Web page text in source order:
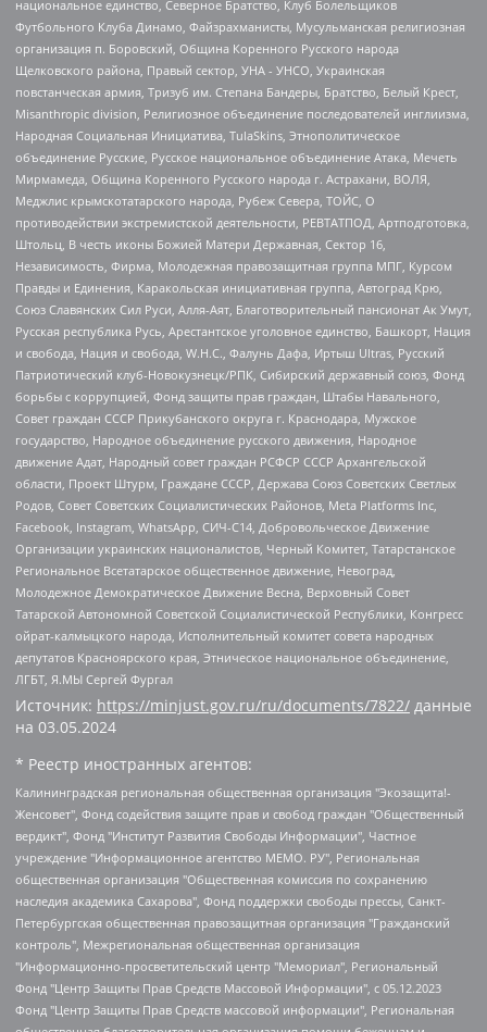
национальное единство, Северное Братство, Клуб Болельщиков
Футбольного Клуба Динамо, Файзрахманисты, Мусульманская религиозная
организация п. Боровский, Община Коренного Русского народа
Щелковского района, Правый сектор, УНА - УНСО, Украинская
повстанческая армия, Тризуб им. Степана Бандеры, Братство, Белый Крест,
Misanthropic division, Религиозное объединение последователей инглиизма,
Народная Социальная Инициатива, TulaSkins, Этнополитическое
объединение Русские, Русское национальное объединение Атака, Мечеть
Мирмамеда, Община Коренного Русского народа г. Астрахани, ВОЛЯ,
Меджлис крымскотатарского народа, Рубеж Севера, ТОЙС, О
противодействии экстремистской деятельности, РЕВТАТПОД, Артподготовка,
Штольц, В честь иконы Божией Матери Державная, Сектор 16,
Независимость, Фирма, Молодежная правозащитная группа МПГ, Курсом
Правды и Единения, Каракольская инициативная группа, Автоград Крю,
Союз Славянских Сил Руси, Алля-Аят, Благотворительный пансионат Ак Умут,
Русская республика Русь, Арестантское уголовное единство, Башкорт, Нация
и свобода, Нация и свобода, W.H.С., Фалунь Дафа, Иртыш Ultras, Русский
Патриотический клуб-Новокузнецк/РПК, Сибирский державный союз, Фонд
борьбы с коррупцией, Фонд защиты прав граждан, Штабы Навального,
Совет граждан СССР Прикубанского округа г. Краснодара, Мужское
государство, Народное объединение русского движения, Народное
движение Адат, Народный совет граждан РСФСР СССР Архангельской
области, Проект Штурм, Граждане СССР, Держава Союз Советских Светлых
Родов, Совет Советских Социалистических Районов, Meta Platforms Inc,
Facebook, Instagram, WhatsApp, СИЧ-С14, Добровольческое Движение
Организации украинских националистов, Черный Комитет, Татарстанское
Региональное Всетатарское общественное движение, Невоград,
Молодежное Демократическое Движение Весна, Верховный Совет
Татарской Автономной Советской Социалистической Республики, Конгресс
ойрат-калмыцкого народа, Исполнительный комитет совета народных
депутатов Красноярского края, Этническое национальное объединение,
ЛГБТ, Я.МЫ Сергей Фургал
Источник: https://minjust.gov.ru/ru/documents/7822/ данные
на 03.05.2024
* Реестр иностранных агентов:
Калининградская региональная общественная организация "Экозащита!-Женсовет", Фонд содействия защите прав и свобод граждан "Общественный вердикт", Фонд "Институт Развития Свободы Информации", Частное учреждение "Информационное агентство МЕМО. РУ", Региональная общественная организация "Общественная комиссия по сохранению наследия академика Сахарова", Фонд поддержки свободы прессы, Санкт-Петербургская общественная правозащитная организация "Гражданский контроль", Межрегиональная общественная организация "Информационно-просветительский центр "Мемориал", Региональный Фонд "Центр Защиты Прав Средств Массовой Информации", с 05.12.2023 Фонд "Центр Защиты Прав Средств массовой информации", Региональная общественная благотворительная организация помощи беженцам и мигрантам "Гражданское содействие", Негосударственное образовательное учреждение дополнительного профессионального образования (повышение квалификации) специалистов "АКАДЕМИЯ ПО ПРАВАМ ЧЕЛОВЕКА", Свердловская региональная общественная организация "Сутяжник", Автономная некоммерческая организация "Центр независимых социологических исследований", Союз общественных объединений "Российский исследовательский центр по правам человека", Региональное общественное учреждение научно-информационный центр "МЕМОРИАЛ", Некоммерческая организация "Фонд защиты гласности", Автономная некоммерческая организация "Институт прав человека", Городская общественная организация "Екатеринбургское общество "МЕМОРИАЛ", Городская общественная организация "Рязанское историко-просветительское и правозащитное общество "Мемориал" (Рязанский Мемориал), Челябинский региональный орган общественной самодеятельности – женское общественное объединение "Женщины Евразии", Челябинский региональный орган общественной самодеятельности "Уральская правозащитная группа", Фонд содействия защите здоровья и социальной справедливости имени Андрея Рылькова, Автономная Некоммерческая Организация "Аналитический Центр Юрия Левады", Автономная некоммерческая организация социальной поддержки населения "Проект Апрель", Региональная общественная организация помощи женщинам и детям, находящимся в кризисной ситуации "Информационно-методический центр "Анна", Фонд содействия развитию массовых коммуникаций и правовому просвещению "Так-так-Так", Фонд содействия устойчивому развитию "Серебряная тайга", Свердловский региональный общественный фонд социальных проектов "Новое время", "Idel.Реалии", Кавказ.Реалии, Крым.Реалии, Телеканал Настоящее Время, Татаро-башкирская служба Радио Свобода (Azatliq Radiosi), Радио Свободная Европа/Радио Свобода (PCE/PC), "Сибирь.Реалии", "Фактограф", Благотворительный фонд помощи осужденным и их семьям, Автономная некоммерческая организация "Институт глобализации и социальных движений", Фонд "В защиту прав заключенных", Частное учреждение "Центр поддержки и содействия развитию средств массовой информации", Пензенский региональный общественный благотворительный фонд "Гражданский союз", "Север.Реалии", Некоммерческая организация Фонд "Правовая инициатива", Общество с ограниченной ответственностью "Радио Свободная Европа/Радио Свобода", Чешское информационное агентство "MEDIUM-ORIENT", Красноярская региональная общественная организация "Мы против СПИДа", Камалягин Денис Николаевич, Маркелов Сергей Евгеньевич, Пономарев Лев Александрович, Савицкая Людмила Алексеевна, Автономная некоммерческая организация "Центр по работе с проблемой насилия "НАСИЛИЮ.НЕТ", Межрегиональный профессиональный союз работников здравоохранения "Альянс врачей", Юридическое лицо, зарегистрированное в Латвийской Республике, SIA "Medusa Project" (регистрационный номер 40103797863, дата регистрации 10.06.2014), Некоммерческая организация "Фонд по борьбе с коррупцией", Автономная некоммерческая организация "Институт права и публичной политики", Баданин Роман Сергеевич, Гликин Максим Александрович, Железнова Мария Михайловна, Лукьянова Юлия Сергеевна, Маетная Елизавета Витальевна, Маняхин Петр Борисович, Чуракова Ольга Владимировна, Ярош Юлия Петровна, Юридическое лицо "The Insider SIA", зарегистрированное в Риге, Латвийская Республика (дата регистрации 26.06.2015), являющееся администратором доменного имени интернет-издания "The Insider SIA", https://theins.ru, Постернак Алексей Евгеньевич, Рубин Михаил Аркадьевич, Анин Роман Александрович, Юридическое лицо Istories fonds, зарегистрированное в Латвийской Республике (регистрационный номер 50008295751, дата регистрации 24.02.2020), Великовский Дмитрий Александрович, Долинина Ирина Николаевна, Мароховская Алеся Алексеевна, Шлейнов Роман Юрьевич, Шмагун Олеся Валентиновна, Общество с ограниченной ответственностью "Альтаир 2021", Общество с ограниченной ответственностью "Вега 2021", Общество с ограниченной ответственностью "Главный редактор 2021", Общество с ограниченной ответственностью "Ромашки монолит", Важенков Артем Валерьевич, Ивановская областная общественная организация "Центр гендерных исследований", Гурман Юрий Альбертович, Медиапроект "ОВД-Инфо", Егоров Владимир Владимирович, Жилинский Владимир Александрович, Общество с ограниченной ответственностью "ЗП", Иванова София Юрьевна, Карезина Инна Павловна, Кильтау Екатерина Викторовна, Петров Алексей Викторович, Пискунов Сергей Евгеньевич, Смирнов Сергей Сергеевич, Тихонов Михаил Сергеевич, Общество с ограниченной ответственностью "ЖУРНАЛИСТ-ИНОСТРАННЫЙ АГЕНТ", Арапова Галина Юрьевна, Вольтская Татьяна Анатольевна, Американская компания "Mason G.E.S. Anonymous Foundation" (США), являющаяся владельцем интернет-издания https://mnews.world/, Компания "Stichting Bellingcat", зарегистрированная в Нидерландах (дата регистрации 11.07.2018), Захаров Андрей Вячеславович, Клепиковская Екатерина Дмитриевна, Общество с ограниченной ответственностью "МЕМО", Перл Роман Александрович, Симонов Евгений Алексеевич, Соловьева Елена Анатольевна, Сотников Даниил Владимирович, Сурначева Елизавета Дмитриевна, Автономная некоммерческая организация по защите прав человека и информированию населения "Якутия – Наше Мнение", Общество с ограниченной ответственностью "Москоу диджитал медиа", с 26.01.2023 Общество с ограниченной ответственностью "Чайка Белые сады", Ветошкина Валерия Валерьевна, Заговора Максим Александрович, Межрегиональное общественное движение "Российская ЛГБТ - сеть", Оленичев Максим Владимирович, Павлов Иван Юрьевич, Скворцова Елена Сергеевна, Общество с ограниченной ответственностью "Как бы инагент", Кочетков Игорь Викторович, Общество с ограниченной ответственностью "Честные выборы", Еланчик Олег Александрович, Общество с ограниченной ответственностью "Нобелевский призыв", Гималова Регина Эмилевна, Григорьев Андрей Валерьевич, Григорьева Алина Александровна, Ассоциация по содействию защите прав призывников, альтернативнослужащих и военнослужащих "Правозащитная группа "Гражданин.Армия.Право", Хисамова Регина Фаритовна, Автономная некоммерческая организация по реализации социально-правовых программ "Лилит", Дальневосточное общественное движение "Маяк", Санкт-Петербургская ЛГБТ-инициативная группа "Выход", Инициативная группа ЛГБТ+ "Реверс", Алексеев Андрей Викторович, Бекбулатова Таисия Львовна, Беляев Иван Михайлович, Владыкина Елена Сергеевна, Гельман Марат Александрович, Никульшина Вероника Юрьевна, Толоконникова Надежда Андреевна, Шендерович Виктор Анатольевич, Общество с ограниченной ответственностью "Данное сообщение", Общество с ограниченной ответственностью Издательский дом "Новая глава", Айнбиндер Александра Александровна, Московский комьюнити-центр для ЛГБТ+инициатив, Благотворительный фонд развития филантропии, Deutsche Welle (Германия, Kurt-Schumacher-Strasse 3, 53113 Bonn), Борзунова Мария Михайловна, Воробьев Виктор Викторович, Голубева Анна Львовна, Константинова Алла Михайловна, Малкова Ирина Владимировна, Мурадов Мурад Абдулгалимович, Осетинская Елизавета Николаевна, Понасенков Евгений Николаевич, Ганапольский Матвей Юрьевич, Киселев Евгений Алексеевич, Борухович Ирина Григорьевна, Дремин Иван Тимофеевич, Дубровский Дмитрий Викторович, Красноярская региональная общественная организация поддержки и развития альтернативных образовательных технологий и межкультурных коммуникаций "ИНТЕРРА", Маяковская Екатерина Алексеевна, Фейгин Марк Захарович, Филимонов Андрей Викторович, Дзугкоева Регина Николаевна, Доброхотов Роман Александрович, Дудь Юрий Александрович, Елкин Сергей Владимирович, Кругликов Кирилл Игоревич, Сабунаева Мария Леонидовна, Семенов Алексей Владимирович, Шаинян Карен Багратович, Шульман Екатерина Михайловна, Асафьев Артур Валерьевич, Вахштайн Виктор Семенович, Венедиктов Алексей Алексеевич, Лушникова Екатерина Евгеньевна, Волков Леонид Михайлович, Невзоров Александр Глебович, Пархоменко Сергей Борисович, Сироткин Ярослав Николаевич, Кара-Мурза Владимир Владимирович, Баранова Наталья Владимировна, Гозман Леонид Яковлевич, Кагарлицкий Борис Юльевич, Климарев Михаил Валерьевич, Милов Владимир Станиславович, Автономная некоммерческая организация Краснодарский центр современного искусства "Типография", Моргенштерн Алишер Тагирович, Соболь Любовь Эдуардовна, Общество с ограниченной ответственностью "ЛИЗА НОРМ", Каспаров Гарри Кимович, Ходорковский Михаил Борисович, Общество с ограниченной ответственностью "Апрельские тезисы", Данилович Ирина Брониславовна, Кашин Олег Владимирович, Петров Николай Владимирович, Пивоваров Алексей Владимирович, Соколов Михаил Владимирович, Цветкова Юлия Владимировна, Чичваркин Евгений Александрович, Комитет против пыток/Команда против пыток, Общество с ограниченной ответственностью "Первый научный", Общество с ограниченной ответственностью "Вертолет и ко", Белоцерковская Вероника Борисовна, Кац Максим Евгеньевич, Лазарева Татьяна Юрьевна, Шаведдинов Руслан Табризович, Яшин Илья Валерьевич, Общество с ограниченной ответственностью "Иноагент ААВ", Алешковский Дмитрий Петрович, Альбац Евгения Марковна, Быков Дмитрий Львович, Галямина Юлия Евгеньевна, Лойко Сергей Леонидович, Мартынов Кирилл Константинович, Медведев Сергей Александрович, Крашенинников Федор Геннадиевич, Гордеева Катерина Вл